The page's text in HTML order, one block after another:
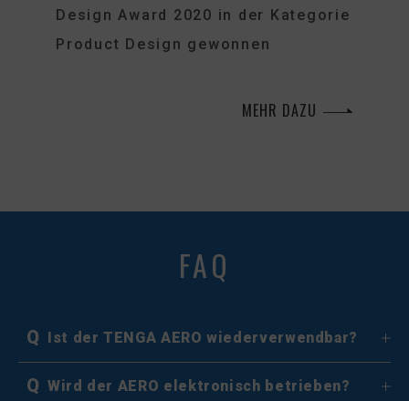
Design Award 2020 in der Kategorie
Product Design gewonnen
MEHR DAZU
FAQ
Q Ist der TENGA AERO wiederverwendbar?
Q Wird der AERO elektronisch betrieben?